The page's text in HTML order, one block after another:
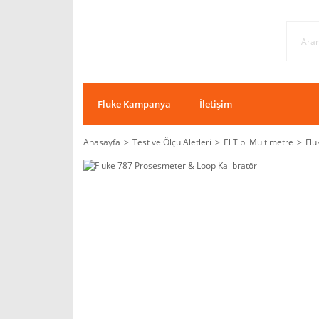
Fluke Kampanya İletişim
Anasayfa Test ve Ölçü Aletleri El Tipi Multimetre